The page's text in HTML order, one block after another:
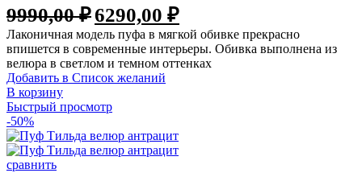
9990,00₽6290,00 ₽
Лаконичная модель пуфа в мягкой обивке прекрасно
впишется в современные интерьеры. Обивка выполнена из
велюра в светлом и темном оттенках
Добавить в Список желаний
В корзину
Быстрый просмотр
-50%
сравнить